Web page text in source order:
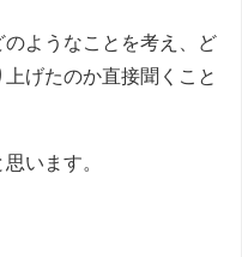
ようなことを考え、ど
げたのか直接聞くこと
います。